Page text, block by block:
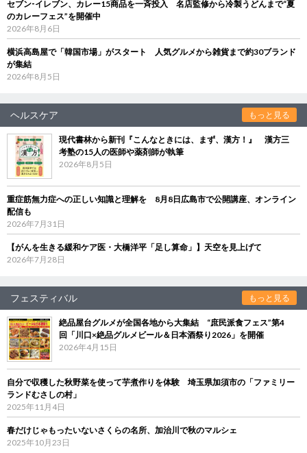
セブン‐イレブン、カレー15商品を一斉投入 名店監修から冷製うどんまで“夏
のカレーフェス”を開催中
2026年8月6日
横浜高島屋で「韓国市場」がスタート 人気グルメから雑貨まで約30ブランド
が集結
2026年8月5日
ヘルスケア もっと見る
現代書林から新刊『こんなときには、まず、漢方！』 漢方三
考塾の15人の医師や薬剤師が執筆
2026年8月5日
重症筋無力症への正しい知識と理解を 8月8日広島市で公開講座、オンライン
配信も
2026年7月31日
【がんを生きる緩和ケア医・大橋洋平「足し算命」】天空を見上げて
2026年7月28日
フェスティバル もっと見る
絶品屋台グルメが全国各地から大集結 “庶民派食フェス”第4
回「川口×絶品グルメビール＆日本酒祭り2026」を開催
2026年4月15日
自分で収穫した秋野菜を使って芋煮作りを体験 埼玉県加須市の「ファミリー
ランドむさしの村」
2025年11月4日
春だけじゃもったいないさくらの名所、加治川で秋のマルシェ
2025年10月23日